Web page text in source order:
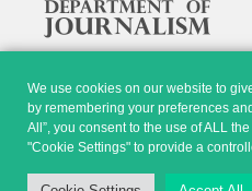
We use cookies on our website to
by remembering your preferences
All”, you consent to the use of ALL
"Cookie Settings" to provide a
© Copyright 2026 - 香港浸會
Policy
|